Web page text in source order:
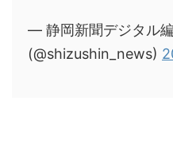
— 静岡新聞デジタル編
(@shizushin_news)